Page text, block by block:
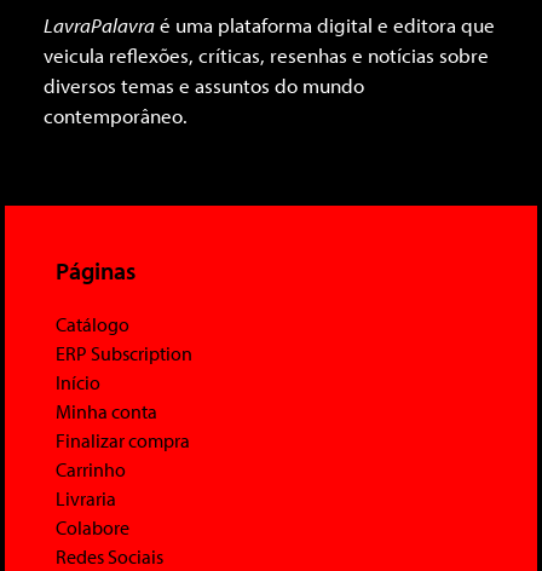
LavraPalavraé uma plataforma digital e editora que
veicula reflexões, críticas, resenhas e notícias sobre
diversos temas e assuntos do mundo
contemporâneo.
Páginas
Catálogo
ERP Subscription
Início
Minha conta
Finalizar compra
Carrinho
Livraria
Colabore
Redes Sociais